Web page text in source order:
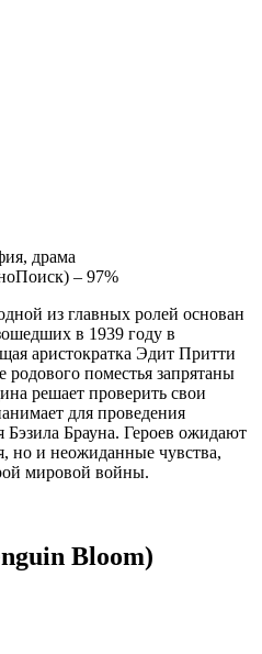
драма
– 97%
из главных ролей основан
в 1939 году в
аристократка Эдит Притти
родового поместья запрятаны
решает проверить свои
для проведения
Бэзила Брауна. Героев ожидают
но и неожиданные чувства,
мировой войны.
Bloom)